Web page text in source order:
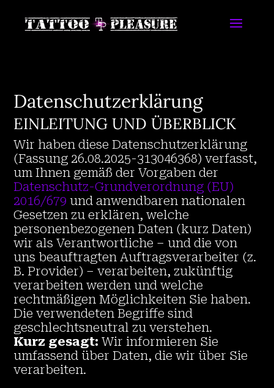
Datenschutzerklärung
EINLEITUNG UND ÜBERBLICK
Wir haben diese Datenschutzerklärung
(Fassung 26.08.2025-313046368) verfasst,
um Ihnen gemäß der Vorgaben der
Datenschutz-Grundverordnung (EU)
2016/679 und anwendbaren nationalen
Gesetzen zu erklären, welche
personenbezogenen Daten (kurz Daten)
wir als Verantwortliche – und die von
uns beauftragten Auftragsverarbeiter (z.
B. Provider) – verarbeiten, zukünftig
verarbeiten werden und welche
rechtmäßigen Möglichkeiten Sie haben.
Die verwendeten Begriffe sind
geschlechtsneutral zu verstehen.
Kurz gesagt: Wir informieren Sie
umfassend über Daten, die wir über Sie
verarbeiten.